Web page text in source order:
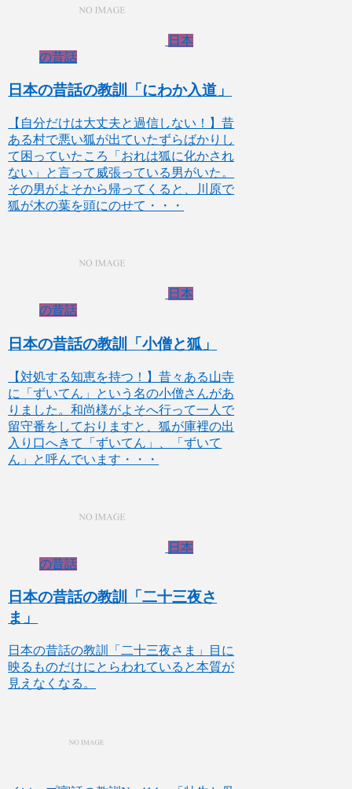
日本
の昔話
日本の昔話の教訓「にわか入道」
【自分だけは大丈夫と過信しない！】昔
ある村で悪い狐が出ていたずらばかりし
て困っていたころ「おれは狐に化かされ
ない」と言って威張っている男がいた。
その男がよそから帰ってくると、川原で
狐が木の葉を頭にのせて・・・
日本
の昔話
日本の昔話の教訓「小僧と狐」
【対処する知恵を持つ！】昔々ある山寺
に「ずいてん」という名の小僧さんがあ
りました。和尚様がよそへ行って一人で
留守番をしておりますと、狐が庫裡の出
入り口へきて「ずいてん」、「ずいて
ん」と呼んでいます・・・
日本
の昔話
日本の昔話の教訓「二十三夜さ
ま」
日本の昔話の教訓「二十三夜さま」目に
映るものだけにとらわれていると本質が
見えなくなる。